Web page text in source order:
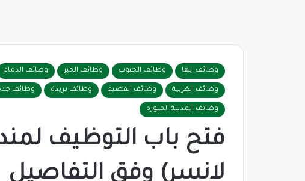
وظائف ابها وظائف الجنوب وظائف الخبر وظائف الدمام
وظائف الغربية وظائف القصيم وظائف بريدة وظائف
وظايف المدينة المنوره
فتح باب التوظيف
لانسر) وفق التفاصيل